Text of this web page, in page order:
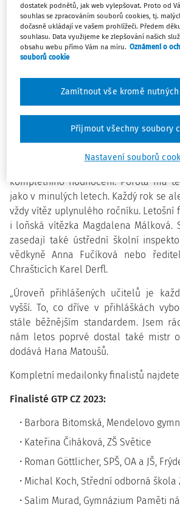
„Vybírání finalistů je každým rokem
bylo tak plné kvalitních učitelů,
finálovou desítku, ale jedenáctku,”
ceny Global Teacher Prize Czech
dispozici také záznamy hodin
jako podklad k hodnocení,”dodává
Tým GTP CZ teď všechny finalisty
rozhovory. Tyto podklady pak
kompletního hodnocení. Porota má
jako v minulých letech. Každý rok se
vždy vítěz uplynulého ročníku. Letošní
i loňská vítězka Magdalena Málková.
zasedají také ústřední školní
vědkyně Anna Fučíková nebo
Chrašticích Karel Derfl.
„Úroveň přihlášených učitelů je
vyšší. To, co dříve v přihláškách
stále běžnějším standardem. Jsem
nám letos poprvé dostal také mistr
dodává Hana Matoušů.
Kompletní medailonky finalistů najdete
Finalisté GTP CZ 2023:
Barbora Bitomská, Mendelovo
Kateřina Čiháková, ZŠ Světice
Roman Göttlicher, SPŠ, OA a JŠ,
Michal Koch, Střední odborná škola
Salim Murad, Gymnázium Paměti
dostatek podnětů, jak web vylepšovat. Proto od
souhlas se zpracováním souborů cookies, tj.
dočasně ukládají ve vašem prohlížeči. Předem
souhlasu. Data využijeme ke zlepšování našich
obsahu webu přímo Vám na míru. Oznámení o
souborů cookie
Nastavení souborů
Zamítnout vše kromě
Přijmout všechny soubory